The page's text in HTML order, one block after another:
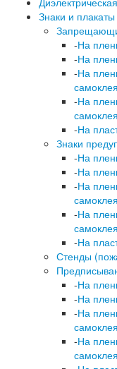
Знаки и
-На
-На
-На
-На
-На
Знаки
-На
-На
-На
-На
-На
Стенды
-На
-На
-На
-На